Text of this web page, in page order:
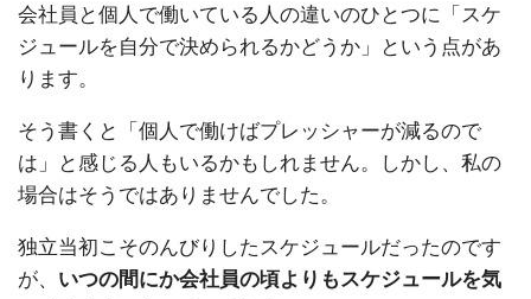
会社員と個人で働いている人の違いのひとつに「スケ
ジュールを自分で決められるかどうか」という点があ
ります。
そう書くと「個人で働けばプレッシャーが減るので
は」と感じる人もいるかもしれません。しかし、私の
場合はそうではありませんでした。
独立当初こそのんびりしたスケジュールだったのです
が、 いつの間にか会社員の頃よりもスケジュールを気